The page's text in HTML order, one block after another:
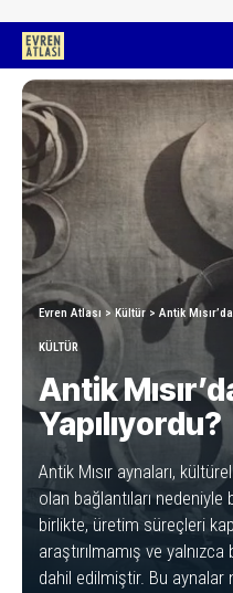
Evren Atlası >Kültür> Antik
KÜLTÜR
Antik
Yapılıyordu?
Antik Mısır aynaları,
olan bağlantıları
birlikte, üretim süreçleri
araştırılmamış ve
dahil edilmiştir. Bu aynalar